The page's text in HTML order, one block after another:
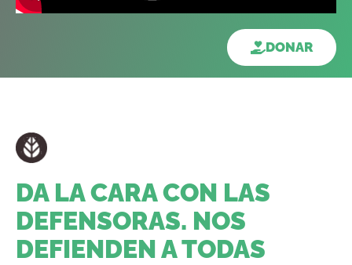
DONAR
DA LA CARA CON LAS
DEFENSORAS. NOS
DEFIENDEN A TODAS